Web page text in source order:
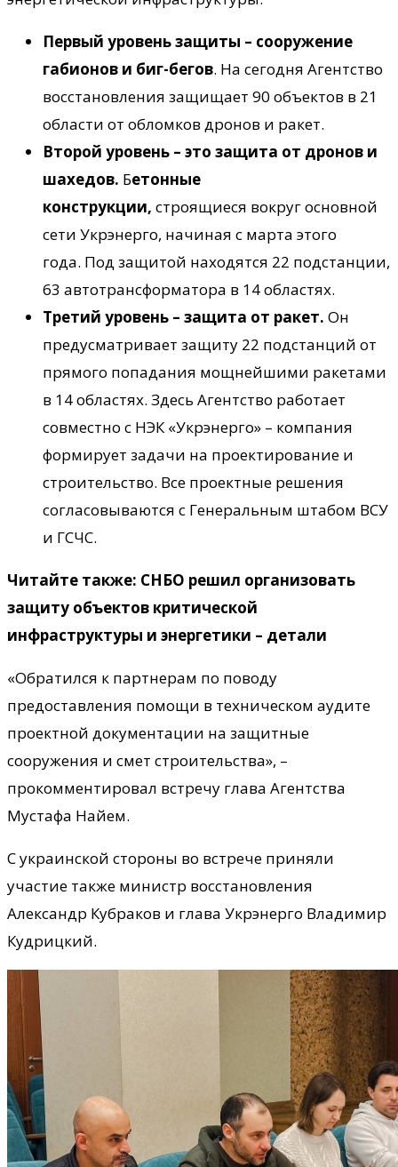
Первый уровень защиты – сооружение
габионов и биг-бегов. На сегодня Агентство
восстановления защищает 90 объектов в 21
области от обломков дронов и ракет.
Второй уровень – это защита от дронов и
шахедов. Бетонные
конструкции, строящиеся вокруг основной
сети Укрэнерго, начиная с марта этого
года. Под защитой находятся 22 подстанции,
63 автотрансформатора в 14 областях.
Третий уровень – защита от ракет. Он
предусматривает защиту 22 подстанций от
прямого попадания мощнейшими ракетами
в 14 областях. Здесь Агентство работает
совместно с НЭК «Укрэнерго» – компания
формирует задачи на проектирование и
строительство. Все проектные решения
согласовываются с Генеральным штабом ВСУ
и ГСЧС.
Читайте также: СНБО решил организовать
защиту объектов критической
инфраструктуры и энергетики – детали
«Обратился к партнерам по поводу
предоставления помощи в техническом аудите
проектной документации на защитные
сооружения и смет строительства», –
прокомментировал встречу глава Агентства
Мустафа Найем.
С украинской стороны во встрече приняли
участие также министр восстановления
Александр Кубраков и глава Укрэнерго Владимир
Кудрицкий.